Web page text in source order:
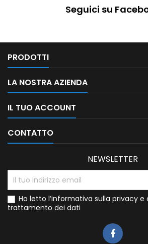
Seguici su
PRODOTTI
LA NOSTRA AZIENDA
IL TUO ACCOUNT
CONTATTO
NEWSLETTER
Ho letto l’informativa sulla privacy
trattamento dei dati